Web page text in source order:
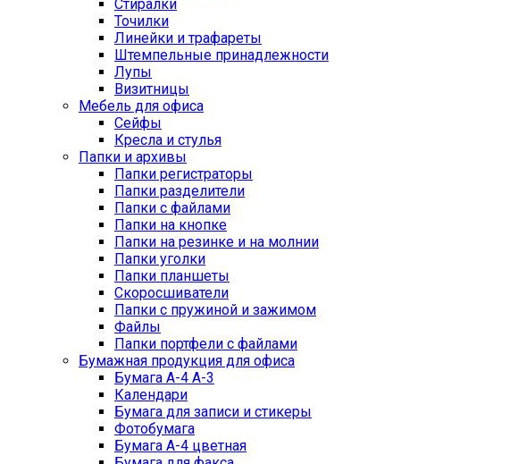
Стиралки
Точилки
Линейки и трафареты
Штемпельные принадлежности
Лупы
Визитницы
Мебель для офиса
Сейфы
Кресла и стулья
Папки и архивы
Папки регистраторы
Папки разделители
Папки с файлами
Папки на кнопке
Папки на резинке и на молнии
Папки уголки
Папки планшеты
Скоросшиватели
Папки с пружиной и зажимом
Файлы
Папки портфели с файлами
Бумажная продукция для офиса
Бумага А-4 А-3
Календари
Бумага для записи и стикеры
Фотобумага
Бумага А-4 цветная